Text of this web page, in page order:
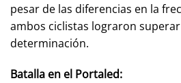
pesar de las diferencias en la
ambos ciclistas lograron
determinación.
Batalla en el Portaled: